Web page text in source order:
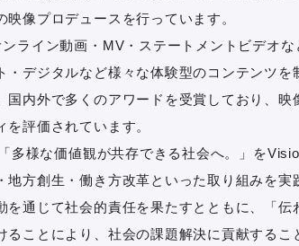
映像プロデュースを行っています。
ライン動画・MV・ステートメントビデオな
・デジタルなど様々な体験型のコンテンツを
国内外で多くのアワードを受賞しており、映
を評価されています。
多様な価値観が共存できる社会へ。」を
地方創生・働き方改革といった取り組みを実
を通じて社会的責任を果たすとともに、「伝
ることにより、社会の課題解決に貢献するこ